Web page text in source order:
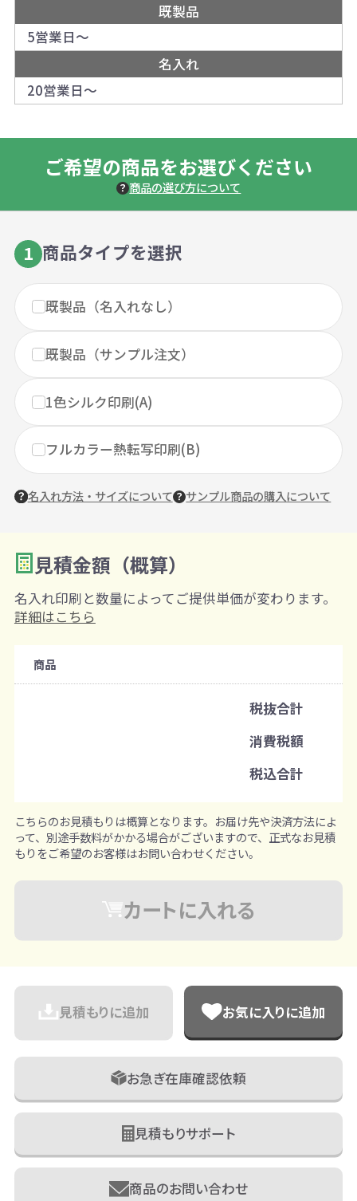
既製品
5営業日～
名入れ
20営業日～
ご希望の商品をお選びください
商品の選び方について
1 商品タイプを選択
既製品（名入れなし）
既製品（サンプル注文）
1色シルク印刷(A)
フルカラー熱転写印刷(B)
名入れ方法・サイズについて サンプル商品の購入について
2 数量を入力
購入条件
既製品：50個から
名入れあり：100個から
※既製品サンプルは各色3個まで
見積金額（概算）
名入れ印刷と数量によってご提供単価が変わります。
詳細はこちら
商品
税抜合計
消費税額
税込合計
こちらのお見積もりは概算となります。お届け先や決済方法によ
って、別途手数料がかかる場合がございますので、正式なお見積
もりをご希望のお客様はお問い合わせください。
カートに入れる
見積もりに追加 お気に入りに追加
お急ぎ在庫確認依頼
見積もりサポート
商品のお問い合わせ